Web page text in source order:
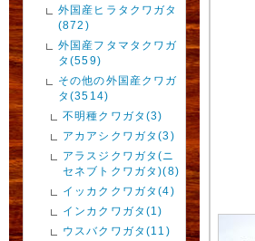
外国産ヒラタクワガタ
(872)
外国産フタマタクワガ
タ(559)
その他の外国産クワガ
タ(3514)
不明種クワガタ(3)
アカアシクワガタ(3)
アラスジクワガタ(ニ
セネブトクワガタ)(8)
イッカククワガタ(4)
インカクワガタ(1)
ウスバクワガタ(11)